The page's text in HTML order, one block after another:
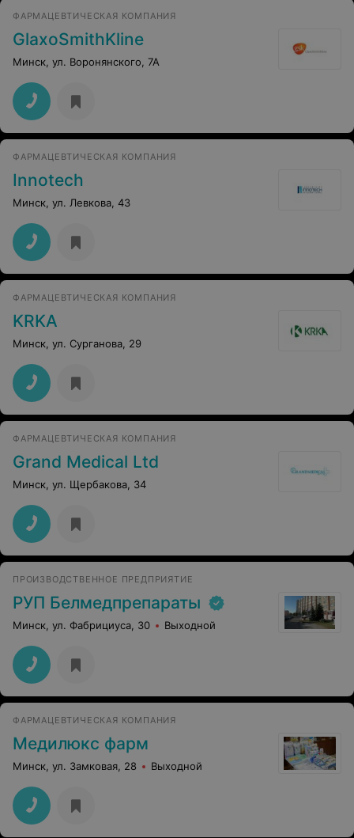
ФАРМАЦЕВТИЧЕСКАЯ КОМПАНИЯ
GlaxoSmithKline
Минск, ул. Воронянского, 7А
ФАРМАЦЕВТИЧЕСКАЯ КОМПАНИЯ
Innotech
Минск, ул. Левкова, 43
ФАРМАЦЕВТИЧЕСКАЯ КОМПАНИЯ
KRKA
Минск, ул. Сурганова, 29
ФАРМАЦЕВТИЧЕСКАЯ КОМПАНИЯ
Grand Medical Ltd
Минск, ул. Щербакова, 34
ПРОИЗВОДСТВЕННОЕ ПРЕДПРИЯТИЕ
РУП Белмедпрепараты
Минск, ул. Фабрициуса, 30 Выходной
ФАРМАЦЕВТИЧЕСКАЯ КОМПАНИЯ
Медилюкс фарм
Минск, ул. Замковая, 28 Выходной